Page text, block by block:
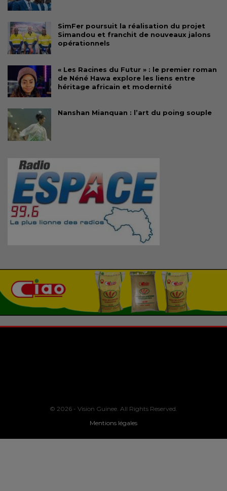
SimFer poursuit la réalisation du projet
Simandou et franchit de nouveaux jalons
opérationnels
« Les Racines du Futur » : le premier roman
de Néné Hawa explore les liens entre
héritage africain et modernité
Nanshan Mianquan : l’art du poing souple
© 2026 - Vision Guinee. All Rights Reserved.
Mentions légales